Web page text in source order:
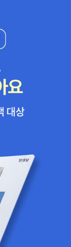
author and her